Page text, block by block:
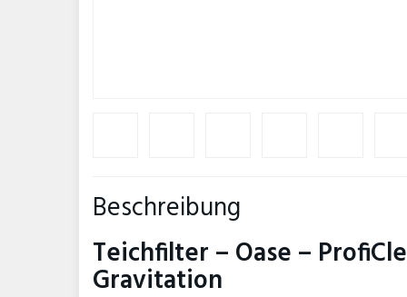
Beschreibung
Teichfilter – Oase –
Gravitation